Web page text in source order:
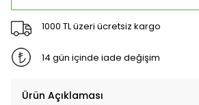
1000 TL üzeri ücretsiz kargo
14 gün içinde iade değişim
Ürün Açıklaması